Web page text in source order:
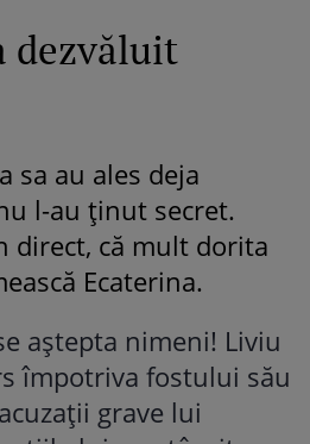
dezvăluit
sa au ales deja
l-au ținut secret.
direct, că mult dorita
Ecaterina.